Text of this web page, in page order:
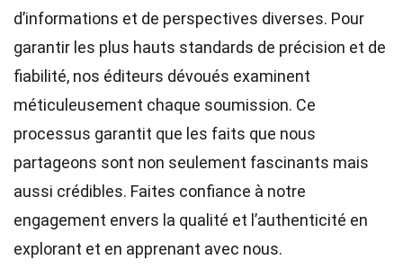
d’informations et de perspectives diverses. Pour
garantir les plus hauts standards de précision et de
fiabilité, nos éditeurs dévoués examinent
méticuleusement chaque soumission. Ce
processus garantit que les faits que nous
partageons sont non seulement fascinants mais
aussi crédibles. Faites confiance à notre
engagement envers la qualité et l’authenticité en
explorant et en apprenant avec nous.